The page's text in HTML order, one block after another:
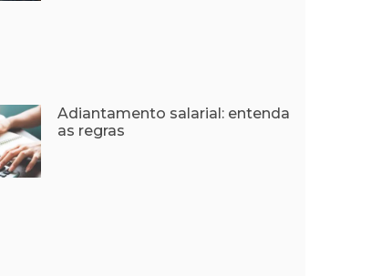
Adiantamento salarial: entenda
as regras